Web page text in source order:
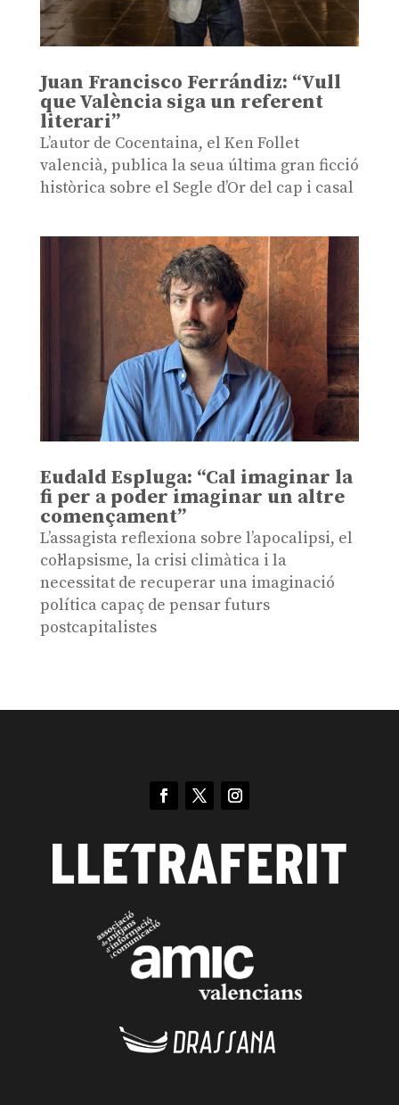
Juan Francisco Ferrándiz: “Vull
que València siga un referent
literari”
L’autor de Cocentaina, el Ken Follet
valencià, publica la seua última gran ficció
històrica sobre el Segle d’Or del cap i casal
Eudald Espluga: “Cal imaginar la
fi per a poder imaginar un altre
començament”
L’assagista reflexiona sobre l’apocalipsi, el
col·lapsisme, la crisi climàtica i la
necessitat de recuperar una imaginació
política capaç de pensar futurs
postcapitalistes